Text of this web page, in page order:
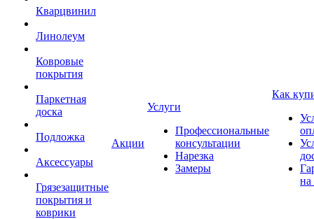
Кварцвинил
Линолеум
Ковровые
покрытия
Паркетная
доска
Подложка
Аксессуары
Грязезащитные
покрытия и
коврики
Акции
Услуги
Профессиональные
консультации
Нарезка
Замеры
Как
на